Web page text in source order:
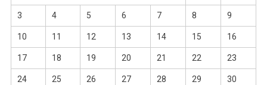
3 4 5 6 7 8 9
10 11 12 13 14 15 16
17 18 19 20 21 22 23
24 25 26 27 28 29 30